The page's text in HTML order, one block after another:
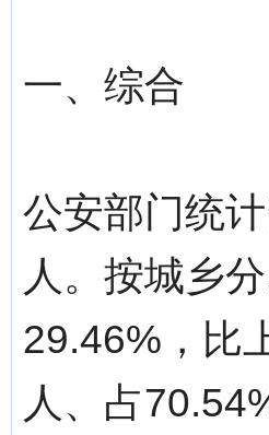
一、综合
公安部门统
人。按城乡
29.46%，比
人、占